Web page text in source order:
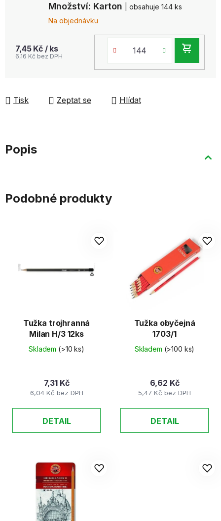
Množství: Karton
| obsahuje 144 ks
Na objednávku
7,45 Kč / ks
6,16 Kč bez DPH
Tisk Zeptat se Hlídat
Popis
Podobné produkty
Tužka trojhranná
Milan H/3 12ks
Skladem (>10 ks)
6,04 Kč bez DPH
7,31 Kč
DETAIL
Tužka obyčejná
1703/1
Skladem (>100 ks)
5,47 Kč bez DPH
6,62 Kč
DETAIL